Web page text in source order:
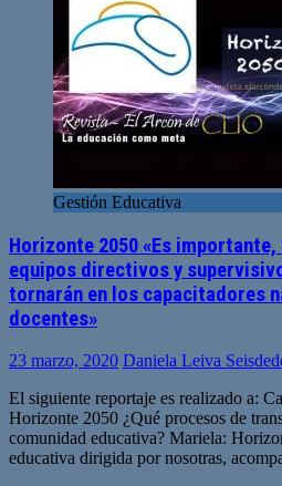
Gestión Educativa
Horizonte 2050 «Es
equipos directivos y
tornarán en los capacitadores
docentes»
23 marzo, 2020 Daniela Leiva
El siguiente reportaje es realizado a:
Horizonte 2050 ¿Qué procesos de
comunidad educativa? Mariela:
educativa dirigida por nosotras,